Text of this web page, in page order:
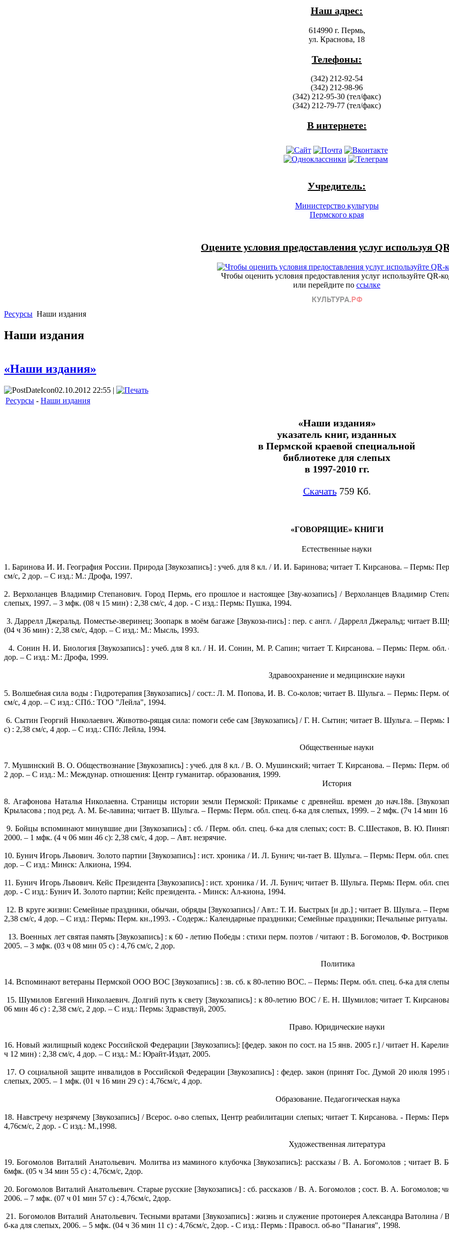
Наш адрес:
614990 г. Пермь,
ул. Краснова, 18
Телефоны:
(342) 212-92-54
(342) 212-98-96
(342) 212-95-30 (тел/факс)
(342) 212-79-77 (тел/факс)
В интернете:
Учредитель:
Министерство культуры
Пермского края
Оцените условия предоставления услуг используя
Чтобы оценить условия предоставления услуг используйте QR-
или перейдите по ссылке
Ресурсы Наши издания
Наши издания
«Наши издания»
02.10.2012 22:55 |
Ресурсы - Наши издания
«Наши издания»
указатель книг, изданных
в Пермской краевой специальной
библиотеке для слепых
в 1997-2010 гг.
Скачать759 Кб.
«ГОВОРЯЩИЕ» КНИГИ
Естественные науки
1. Баринова И. И. География России. Природа [Звукозапись] : учеб. для 8 кл. / И. И. Баринова; читает Т. Кирсанова. – Пермь:
см/с, 2 дор. – С изд.: М.: Дрофа, 1997.
2. Верхоланцев Владимир Степанович. Город Пермь, его прошлое и настоящее [Зву-козапись] / Верхоланцев Владимир
слепых, 1997. – 3 мфк. (08 ч 15 мин) : 2,38 см/с, 4 дор. - С изд.: Пермь: Пушка, 1994.
3. Даррелл Джеральд. Поместье-зверинец; Зоопарк в моём багаже [Звукоза-пись] : пер. с англ. / Даррелл Джеральд; читает
(04 ч 36 мин) : 2,38 см/с, 4дор. – С изд.: М.: Мысль, 1993.
4. Сонин Н. И. Биология [Звукозапись] : учеб. для 8 кл. / Н. И. Сонин, М. Р. Сапин; читает Т. Кирсанова. – Пермь: Перм.
дор. – С изд.: М.: Дрофа, 1999.
Здравоохранение и медицинские науки
5. Волшебная сила воды : Гидротерапия [Звукозапись] / сост.: Л. М. Попова, И. В. Со-колов; читает В. Шульга. – Пермь: Перм.
см/с, 4 дор. – С изд.: СПб.: ТОО "Лейла", 1994.
6. Сытин Георгий Николаевич. Животво-рящая сила: помоги себе сам [Звукозапись] / Г. Н. Сытин; читает В. Шульга. –
с) : 2,38 см/с, 4 дор. – С изд.: СПб: Лейла, 1994.
Общественные науки
7. Мушинский В. О. Обществознание [Звукозапись] : учеб. для 8 кл. / В. О. Мушинский; читает Т. Кирсанова. – Пермь: Перм.
2 дор. – С изд.: М.: Междунар. отношения: Центр гуманитар. образования, 1999.
История
8. Агафонова Наталья Николаевна. Страницы истории земли Пермской: Прикамье с древнейш. времен до нач.18в.
Крыласова ; под ред. А. М. Бе-лавина; читает В. Шульга. – Пермь: Перм. обл. спец. б-ка для слепых, 1999. – 2 мфк. (7ч 14 мин
9. Бойцы вспоминают минувшие дни [Звукозапись] : сб. / Перм. обл. спец. б-ка для слепых; сост: В. С.Шестаков, В. Ю.
2000. – 1 мфк. (4 ч 06 мин 46 с): 2,38 см/с, 4 дор. – Авт. незрячие.
10. Бунич Игорь Львович. Золото партии [Звукозапись] : ист. хроника / И. Л. Бунич; чи-тает В. Шульга. – Пермь: Перм. обл.
дор. – С изд.: Минск: Алкиона, 1994.
11. Бунич Игорь Львович. Кейс Президента [Звукозапись] : ист. хроника / И. Л. Бунич; читает В. Шульга. Пермь: Перм. обл.
дор. - С изд.: Бунич И. Золото партии; Кейс президента. - Минск: Ал-киона, 1994.
12. В круге жизни: Семейные праздники, обычаи, обряды [Звукозапись] / Авт.: Т. И. Быстрых [и др.] ; читает В. Шульга. –
2,38 см/с, 4 дор. – С изд.: Пермь: Перм. кн.,1993. - Содерж.: Календарные праздники; Семейные праздники; Печальные ритуалы.
13. Военных лет святая память [Звукозапись] : к 60 - летию Победы : стихи перм. поэтов / читают : В. Богомолов, Ф.
2005. – 3 мфк. (03 ч 08 мин 05 с) : 4,76 см/с, 2 дор.
Политика
14. Вспоминают ветераны Пермской ООО ВОС [Звукозапись] : зв. сб. к 80-летию ВОС. – Пермь: Перм. обл. спец. б-ка для
15. Шумилов Евгений Николаевич. Долгий путь к свету [Звукозапись] : к 80-летию ВОС / Е. Н. Шумилов; читает Т.
06 мин 46 с) : 2,38 см/с, 2 дор. – С изд.: Пермь: Здравствуй, 2005.
Право. Юридические науки
16. Новый жилищный кодекс Российской Федерации [Звукозапись]: [федер. закон по сост. на 15 янв. 2005 г.] / читает Н.
ч 12 мин) : 2,38 см/с, 4 дор. – С изд.: М.: Юрайт-Издат, 2005.
17. О социальной защите инвалидов в Российской Федерации [Звукозапись] : федер. закон (принят Гос. Думой 20 июля
слепых, 2005. – 1 мфк. (01 ч 16 мин 29 с) : 4,76см/с, 4 дор.
Образование. Педагогическая наука
18. Навстречу незрячему [Звукозапись] / Всерос. о-во слепых, Центр реабилитации слепых; читает Т. Кирсанова. - Пермь:
4,76см/с, 2 дор. - С изд.: М.,1998.
Художественная литература
19. Богомолов Виталий Анатольевич. Молитва из маминого клубочка [Звукозапись]: рассказы / В. А. Богомолов ; читает
6мфк. (05 ч 34 мин 55 с) : 4,76см/с, 2дор.
20. Богомолов Виталий Анатольевич. Старые русские [Звукозапись] : сб. рассказов / В. А. Богомолов ; сост. В. А. Богомолов;
2006. – 7 мфк. (07 ч 01 мин 57 с) : 4,76см/с, 2дор.
21. Богомолов Виталий Анатольевич. Тесными вратами [Звукозапись] : жизнь и служение протоиерея Александра
б-ка для слепых, 2006. – 5 мфк. (04 ч 36 мин 11 с) : 4,76см/с, 2дор. - С изд.: Пермь : Правосл. об-во "Панагия", 1998.